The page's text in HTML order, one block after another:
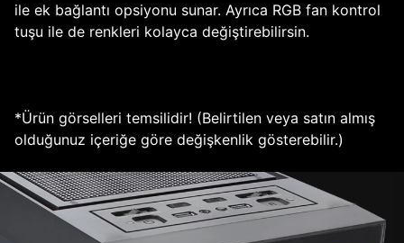
ile ek bağlantı opsiyonu sunar. Ayrıca RGB fan kontrol
tuşu ile de renkleri kolayca değiştirebilirsin.
*Ürün görselleri temsilidir! (Belirtilen veya satın almış
olduğunuz içeriğe göre değişkenlik gösterebilir.)